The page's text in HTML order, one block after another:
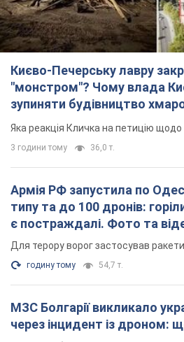
Києво-Печерську лавру
"монстром"? Чому влада
зупиняти будівництво
"московського вірянина"
Яка реакція Кличка на петицію
3 години тому 36,0 т.
Армія РФ запустила по
типу та до 100 дронів:
є постраждалі. Фото та
Для терору ворог застосував
годину тому 54,7 т.
МЗС Болгарії викликало
через інцидент із дроном: